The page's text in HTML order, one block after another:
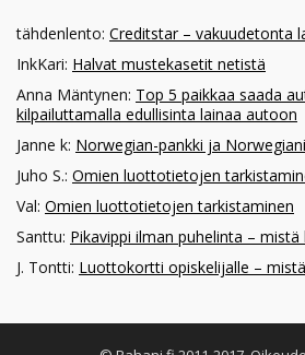
tähdenlento: Creditstar – vakuudetonta
InkKari: Halvat mustekasetit netistä
Anna Mäntynen: Top 5 paikkaa saada
kilpailuttamalla edullisinta lainaa autoon
Janne k: Norwegian-pankki ja
Juho S.: Omien luottotietojen
Val: Omien luottotietojen tarkistaminen
Santtu: Pikavippi ilman puhelinta – mistä
J. Tontti: Luottokortti opiskelijalle –